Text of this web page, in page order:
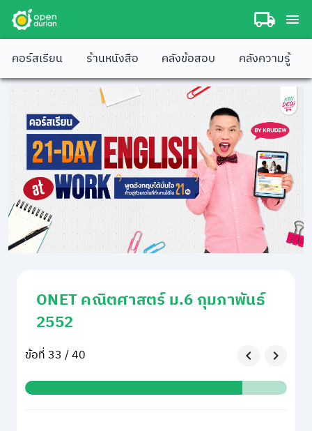
คอร์สเรียน ร้านหนังสือ คลังข้อสอบ คลังความรู้
ONET คณิตศาสตร์ ม.6 กุมภาพันธ์
2552
ข้อที่ 33 / 40